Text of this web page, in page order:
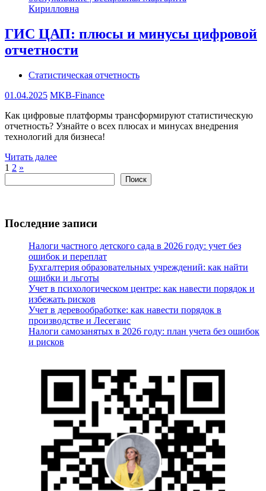
ГИС ЦАП: плюсы и минусы цифровой
отчетности
Статистическая отчетность
01.04.2025 MKB-Finance
Как цифровые платформы трансформируют статистическую
отчетность? Узнайте о всех плюсах и минусах внедрения
технологий для бизнеса!
Читать далее
Пагинация
записей
1 2 Следующие
»
Поиск
Последние записи
Налоги частного детского сада в 2026 году: учет без
ошибок и переплат
Бухгалтерия образовательных учреждений: как найти
ошибки и льготы
Учет в психологическом центре: как навести порядок и
избежать рисков
Учет в деревообработке: как навести порядок в
производстве и Лесегаис
Налоги самозанятых в 2026 году: план учета без ошибок
и рисков